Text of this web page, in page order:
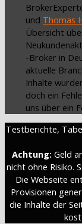
und Thomas
Übersicht
-Broker in
aktuelle
Inhalte
doch ein
uns über ein
Testberichte,
Achtung: Geld
nicht ohne Risiko.
Die Webseite
Provisionen
die Inhalte der